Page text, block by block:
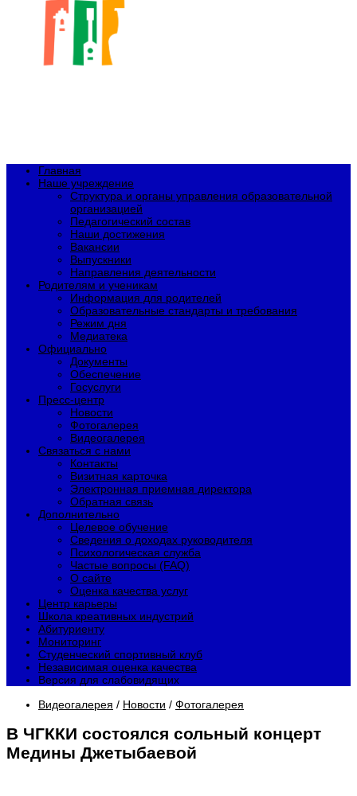
Главная
Наше учреждение
Структура и органы управления образовательной
организацией
Педагогический состав
Наши достижения
Вакансии
Выпускники
Направления деятельности
Родителям и ученикам
Информация для родителей
Образовательные стандарты и требования
Режим дня
Медиатека
Официально
Документы
Обеспечение
Госуслуги
Пресс-центр
Новости
Фотогалерея
Видеогалерея
Связаться с нами
Контакты
Визитная карточка
Электронная приемная директора
Обратная связь
Дополнительно
Целевое обучение
Сведения о доходах руководителя
Психологическая служба
Частые вопросы (FAQ)
О сайте
Оценка качества услуг
Центр карьеры
Школа креативных индустрий
Абитуриенту
Мониторинг
Студенческий спортивный клуб
Независимая оценка качества
Версия для слабовидящих
Видеогалерея / Новости / Фотогалерея
В ЧГККИ состоялся сольный концерт
Медины Джетыбаевой